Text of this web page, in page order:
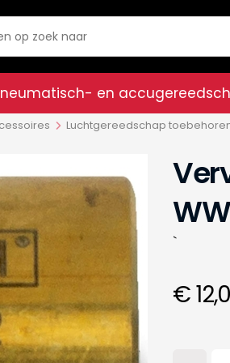
en
Luchtgereedschap
WW
`
€